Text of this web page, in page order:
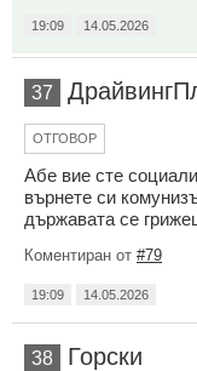
19:09 14.05.2026
37
ОТГОВОР
Абе вие сте
върнете си
държавата се
Коментиран от #79
19:09 14.05.2026
38 Горски